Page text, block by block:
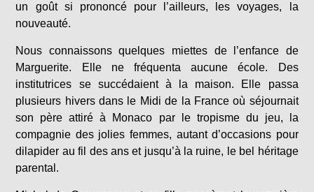
un goût si prononcé pour l’ailleurs, les voyages, la
nouveauté.
Nous connaissons quelques miettes de l’enfance de
Marguerite. Elle ne fréquenta aucune école. Des
institutrices se succédaient à la maison. Elle passa
plusieurs hivers dans le Midi de la France où séjournait
son père attiré à Monaco par le tropisme du jeu, la
compagnie des jolies femmes, autant d’occasions pour
dilapider au fil des ans et jusqu’à la ruine, le bel héritage
parental.